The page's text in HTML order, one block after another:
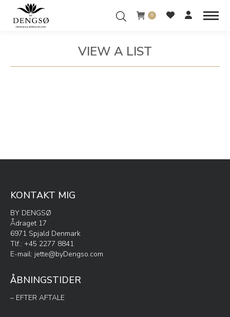
0
VIEW A LIST
You are here:
KONTAKT MIG
BY DENGSØ
Ådraget 17
6971 Spjald Denmark
Tlf.: +45 2277 8841
E-mail: jette@byDengso.com
ÅBNINGSTIDER
– EFTER AFTALE